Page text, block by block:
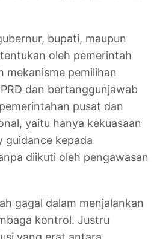
bupati, maupun
oleh pemerintah
mekanisme pemilihan
dan bertanggunjawab
pusat dan
yaitu hanya kekuasaan
guidance kepada
diikuti oleh pengawasan
gagal dalam menjalankan
kontrol. Justru